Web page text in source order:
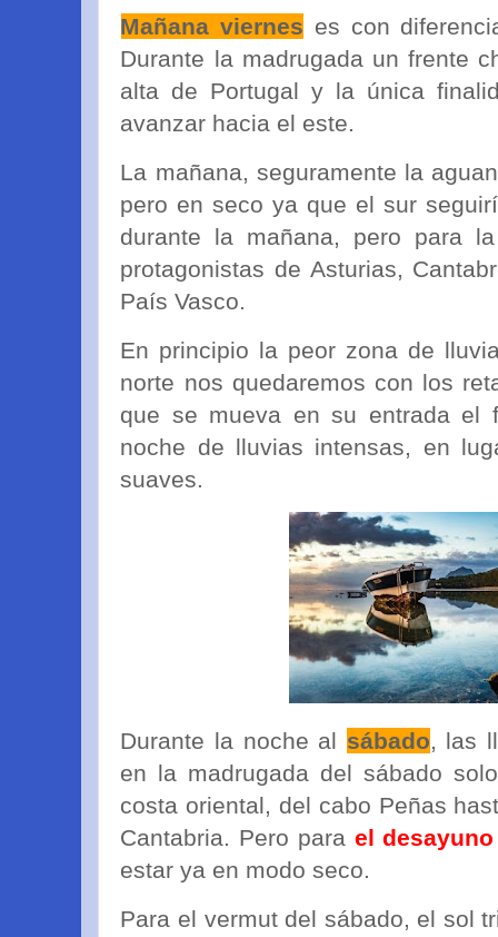
Mañana viernes es con
Durante la madrugada un frente
alta de Portugal y la única
avanzar hacia el este.
La mañana, seguramente la
pero en seco ya que el sur
durante la mañana, pero para
protagonistas de Asturias,
País Vasco.
En principio la peor zona de
norte nos quedaremos con los
que se mueva en su entrada el
noche de lluvias intensas, en
suaves.
Durante la noche al sábado, las
en la madrugada del sábado
costa oriental, del cabo Peñas
Cantabria. Pero para el
estar ya en modo seco.
Para el vermut del sábado, el sol